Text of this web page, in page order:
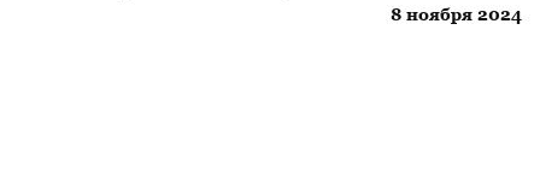
8 ноября 2024